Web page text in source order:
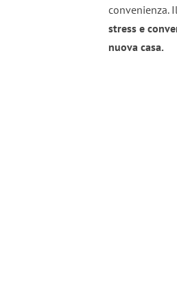
convenienza.
stress e
nuova casa.